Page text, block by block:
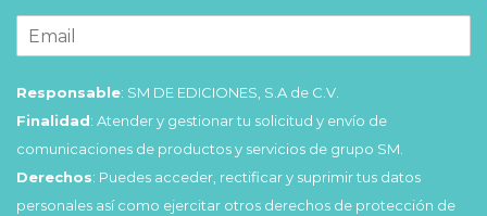
Responsable: SM DE EDICIONES, S.A de C.V.
Finalidad: Atender y gestionar tu solicitud y envío de
comunicaciones de productos y servicios de grupo SM.
Derechos: Puedes acceder, rectificar y suprimir tus datos
personales así como ejercitar otros derechos de protección de